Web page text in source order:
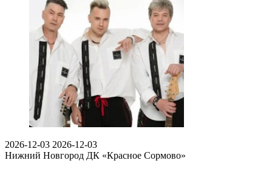
2026-12-03 2026-12-03
Нижний Новгород ДК «Красное Сормово»